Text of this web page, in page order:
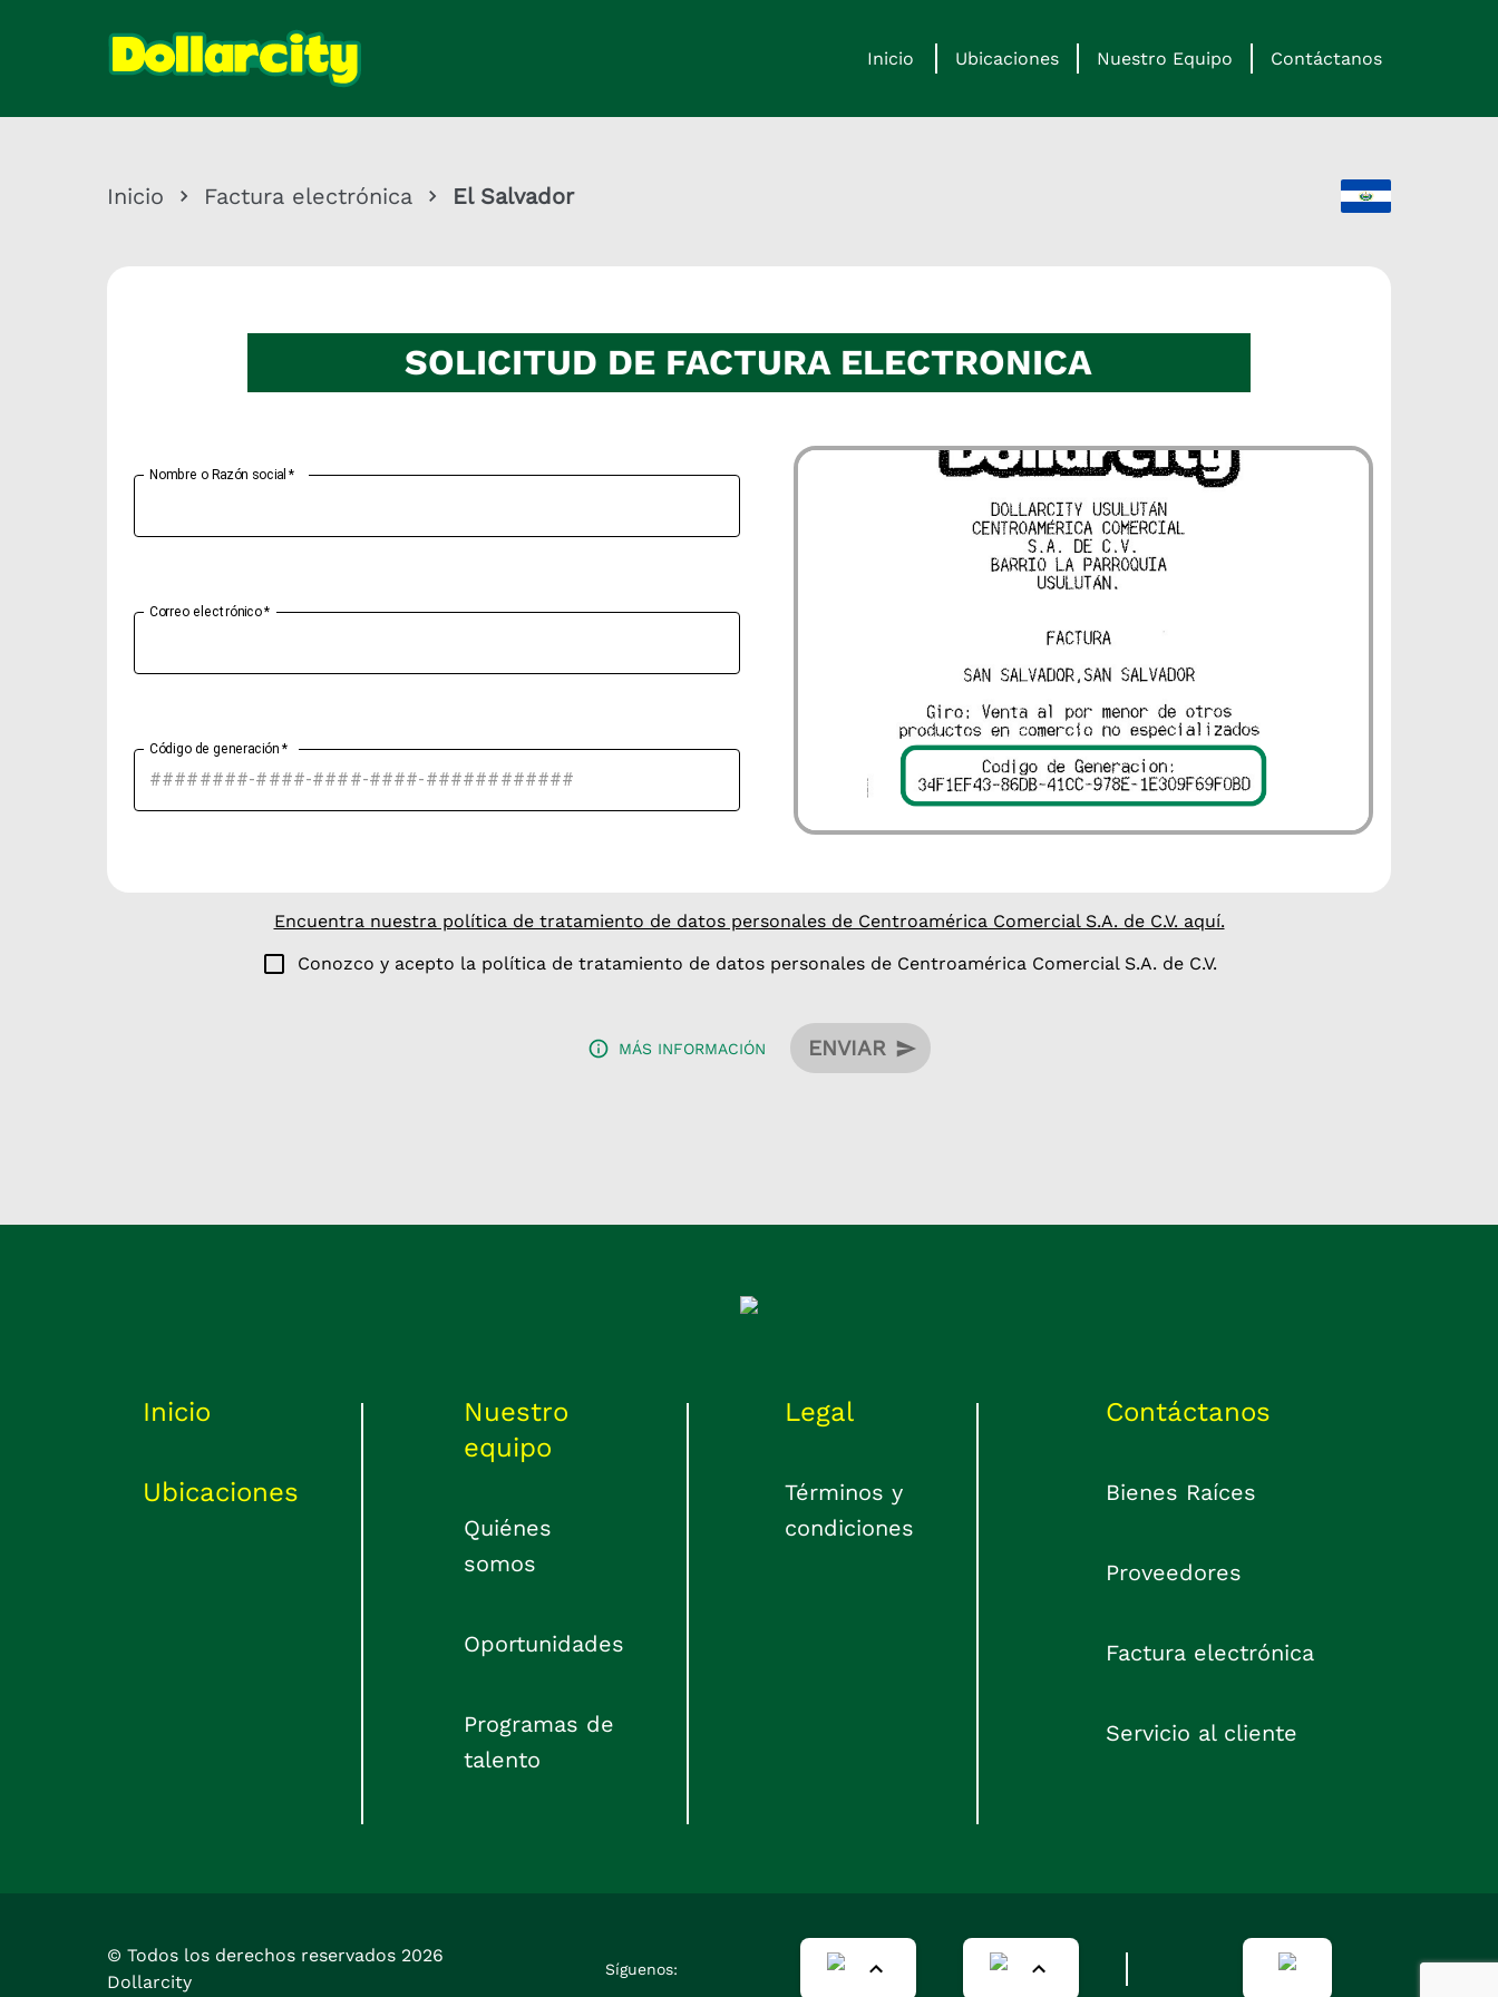
Inicio Ubicaciones Nuestro Equipo Contáctanos
Inicio Factura electrónica El Salvador
SOLICITUD DE FACTURA ELECTRONICA
Nombre o Razón social *
Correo electrónico*
Código de generación *
No pudimos realizar el re envío automático de tu factura a tu correo electrónico, por favor completa los siguientes datos para que
Número de documento
Encuentra nuestra política de tratamiento de datos personales de Centroamérica Comercial S.A. de C.V. aquí.
Conozco y acepto la política de tratamiento de datos personales de Centroamérica Comercial S.A. de C.V.
MÁS INFORMACIÓN ENVIAR
Inicio
Ubicaciones
Nuestro
equipo
Quiénes
somos
Oportunidades
Programas de
talento
Legal
Términos y
condiciones
Contáctanos
Bienes Raíces
Proveedores
Factura electrónica
Servicio al cliente
© Todos los derechos reservados 2026
Dollarcity
Síguenos: